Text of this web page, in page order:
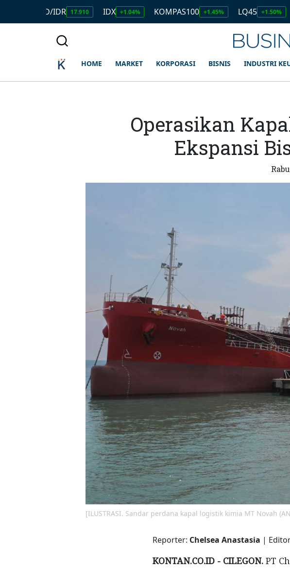
17.910 IDX +1.04% KOMPAS100 +1.45% LQ45 +1.50% ISSI
HOME MARKET KORPORASI BISNIS INDUSTRI
Operasikan
Ekspansi
[ILUSTRASI. Sandar perdana kapal logistik kimia MT Novah
Reporter: Chelsea Anastasia |
KONTAN.CO.ID - CILEGON. PT